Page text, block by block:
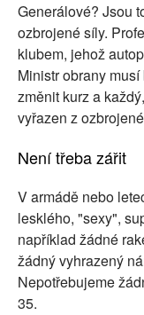
Generálové? Jsou
ozbrojené síly.
klubem, jehož
Ministr obrany
změnit kurz a
vyřazen z
Není třeba zářit
V armádě nebo
lesklého, "sexy",
například žádné
žádný vyhrazený
Nepotřebujeme
35.